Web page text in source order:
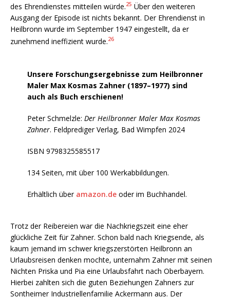
des Ehrendienstes mitteilen würde.25 Über den weiteren
Ausgang der Episode ist nichts bekannt. Der Ehrendienst in
Heilbronn wurde im September 1947 eingestellt, da er
zunehmend ineffizient wurde.26
Unsere Forschungsergebnisse zum Heilbronner
Maler Max Kosmas Zahner (1897–1977) sind
auch als Buch erschienen!
Peter Schmelzle: Der Heilbronner Maler Max Kosmas
Zahner. Feldprediger Verlag, Bad Wimpfen 2024
ISBN 9798325585517
134 Seiten, mit über 100 Werkabbildungen.
Erhältlich über amazon.deoder im Buchhandel.
Trotz der Reibereien war die Nachkriegszeit eine eher
glückliche Zeit für Zahner. Schon bald nach Kriegsende, als
kaum jemand im schwer kriegszerstörten Heilbronn an
Urlaubsreisen denken mochte, unternahm Zahner mit seinen
Nichten Priska und Pia eine Urlaubsfahrt nach Oberbayern.
Hierbei zahlten sich die guten Beziehungen Zahners zur
Sontheimer Industriellenfamilie Ackermann aus. Der